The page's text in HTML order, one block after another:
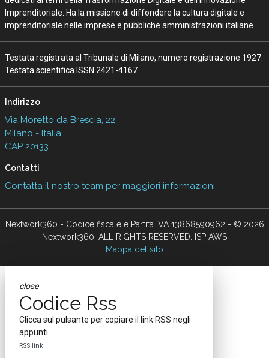
Imprenditoriale. Ha la missione di diffondere la cultura digitale e
imprenditoriale nelle imprese e pubbliche amministrazioni italiane.
Testata registrata al Tribunale di Milano, numero registrazione 1927.
Testata scientifica ISSN 2421-4167
Indirizzo
Via Moretto da Brescia, 22
Milano - Italia
CAP 20133
Contatti
Contatta il nostro team per maggiori informazioni
Nextwork360 - Codice fiscale e Partita IVA 13868590962 - © 2026
Nextwork360. ALL RIGHTS RESERVED. ISP AWS
Mappa del sito
close
Codice Rss
Clicca sul pulsante per copiare il link RSS negli
appunti.
RSS link